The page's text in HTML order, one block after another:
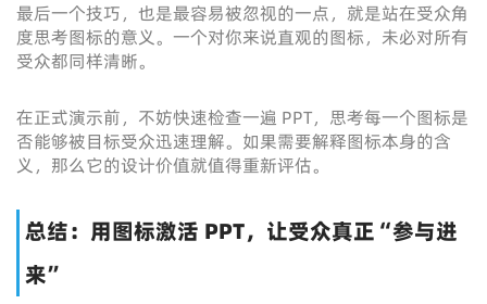
最后一个技巧，也是最容易被忽视的一点，就是站在受众角
度思考图标的意义。一个对你来说直观的图标，未必对所有
受众都同样清晰。
在正式演示前，不妨快速检查一遍 PPT，思考每一个图标是
否能够被目标受众迅速理解。如果需要解释图标本身的含
义，那么它的设计价值就值得重新评估。
总结：用图标激活 PPT，让受众真正“参与进
来”